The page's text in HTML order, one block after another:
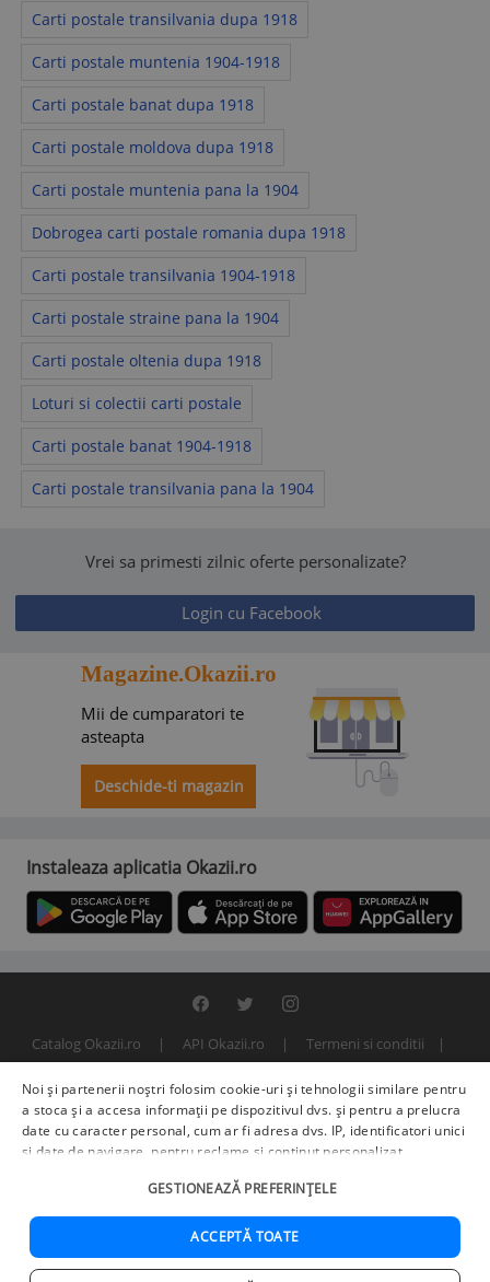
Carti postale transilvania dupa 1918
Carti postale muntenia 1904-1918
Carti postale banat dupa 1918
Carti postale moldova dupa 1918
Carti postale muntenia pana la 1904
Dobrogea carti postale romania dupa 1918
Carti postale transilvania 1904-1918
Carti postale straine pana la 1904
Carti postale oltenia dupa 1918
Loturi si colectii carti postale
Carti postale banat 1904-1918
Carti postale transilvania pana la 1904
Vrei sa primesti zilnic oferte personalizate?
Login cu Facebook
Magazine.Okazii.ro
Mii de cumparatori te
asteapta
Deschide-ti magazin
Instaleaza aplicatia Okazii.ro
Catalog Okazii.ro API Okazii.ro
Termeni si conditii
© 2000 - 2026 S.C. BITFACTOR S.R.L.
Noi și partenerii noștri folosim cookie-uri și tehnologii similare pentru
a stoca și a accesa informații pe dispozitivul dvs. și pentru a prelucra
date cu caracter personal, cum ar fi adresa dvs. IP, identificatori unici
și date de navigare, pentru reclame și conținut personalizat,
îmbunătățirea serviciilor.Furnizori terți (225)pot, de asemenea,
prelucra datele dvs. în aceste și alte scopuri, inclusiv folosind date
precise de geolocalizare și caracteristici ale dispozitivului. Opțiunile
dvs. se aplică doar acestui site web. Unii furnizori se pot baza pe
interes legitim în loc de consimțământ; aveți dreptul să vă opuneți în
GESTIONEAZĂ PREFERINȚELE
ACCEPTĂ TOATE